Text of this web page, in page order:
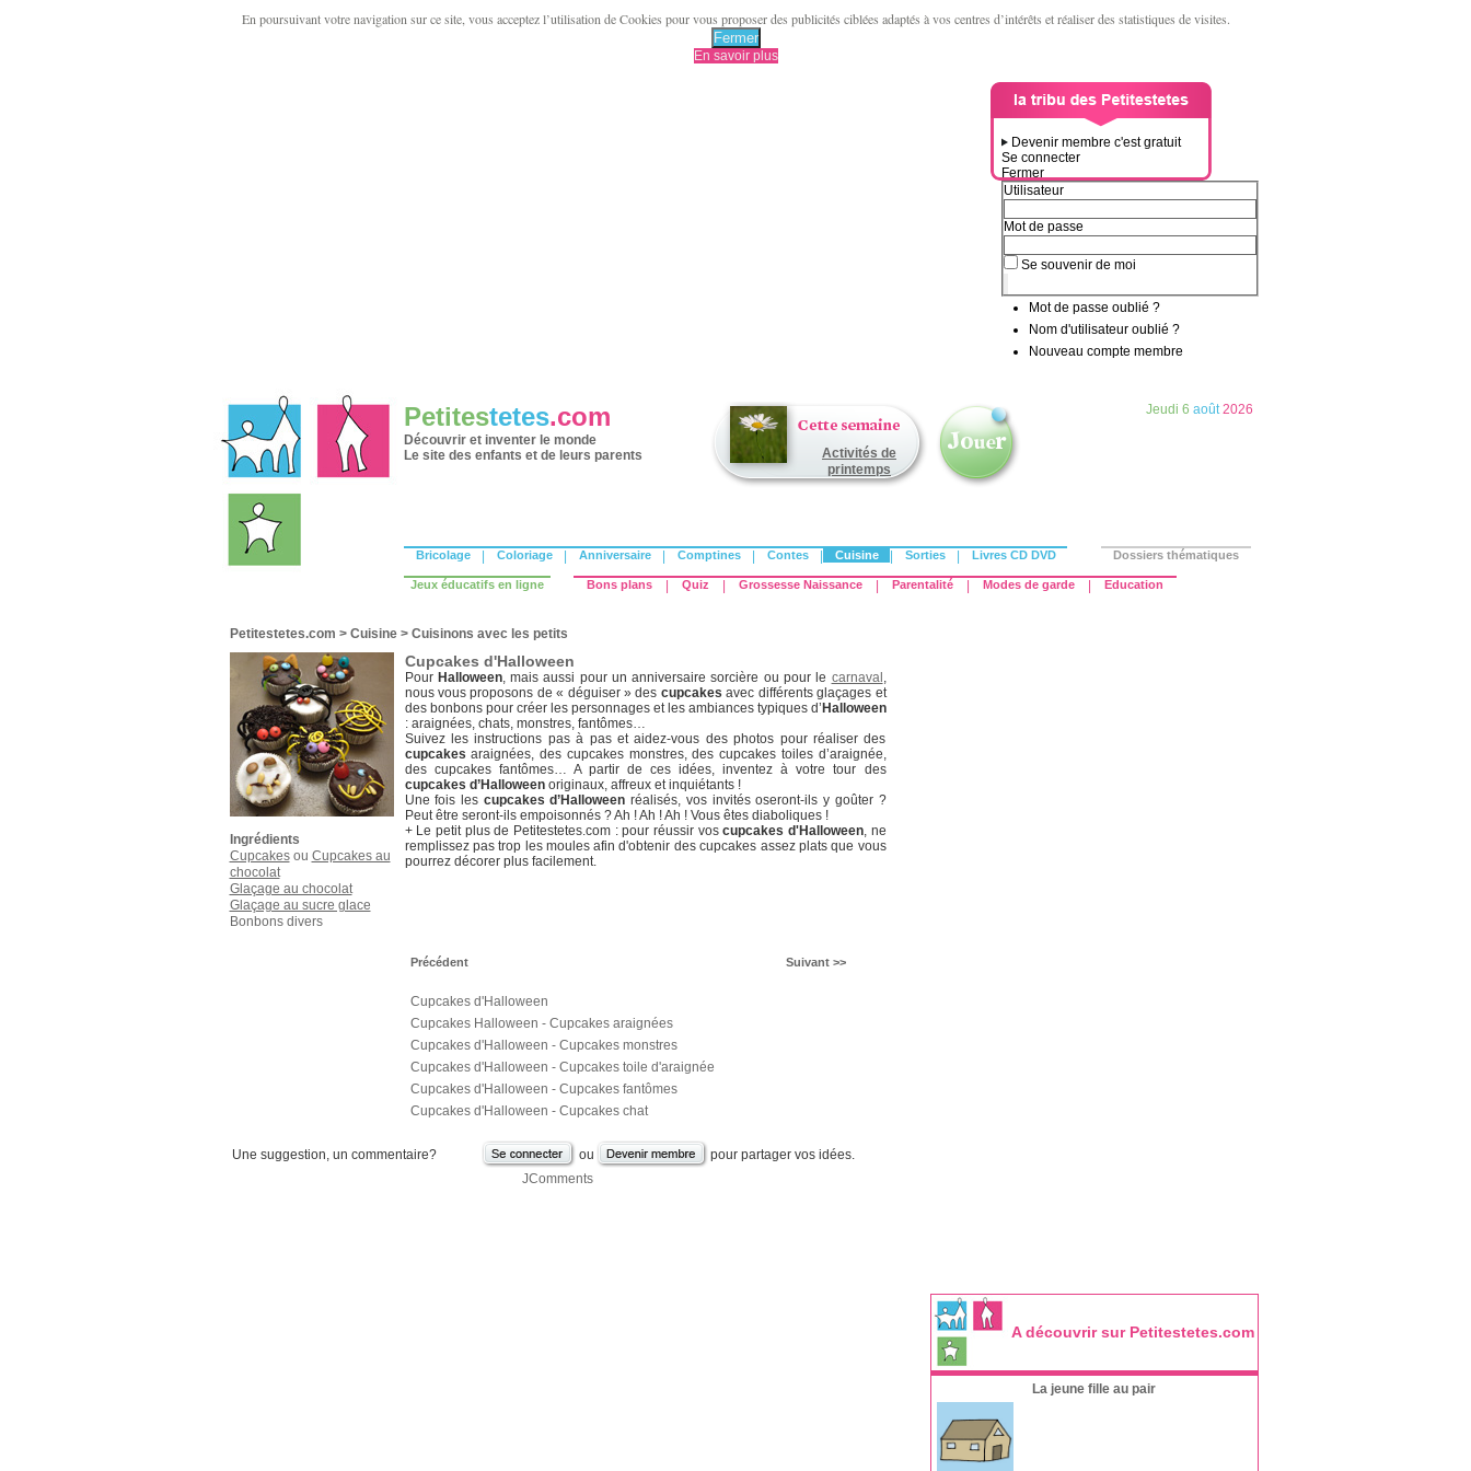
En poursuivant votre navigation sur ce site, vous acceptez l’utilisation de Cookies pour vous proposer des publicités ciblées adaptés à vos centres d’intérêts et réaliser des statistiques de visites.
Fermer
En savoir plus
Devenir membre c'est gratuit
Se connecter
Fermer
Utilisateur
Mot de passe
Se souvenir de moi
Mot de passe oublié ?
Nom d'utilisateur oublié ?
Nouveau compte membre
Petitestetes.com
Découvrir et inventer le monde
Le site des enfants et de leurs parents
Activités de
printemps
Jeudi 6 août2026
Bricolage Coloriage Anniversaire Comptines Contes Cuisine Sorties Livres CD DVD Dossiers thématiques
Jeux éducatifs en ligne Bons plans Quiz Grossesse Naissance Parentalité Modes de garde Education
Petitestetes.com > Cuisine > Cuisinons avec les petits
Ingrédients
Cupcakesou Cupcakes au
chocolat
Glaçage au chocolat
Glaçage au sucre glace
Bonbons divers
Cupcakes d'Halloween
Pour Halloween, mais aussi pour un anniversaire sorcière ou pour le carnaval ,
nous vous proposons de « déguiser » des cupcakes avec différents glaçages et
des bonbons pour créer les personnages et les ambiances typiques d’ Halloween
: araignées, chats, monstres, fantômes…
Suivez les instructions pas à pas et aidez-vous des photos pour réaliser des
cupcakes araignées, des cupcakes monstres, des cupcakes toiles d’araignée,
des cupcakes fantômes… A partir de ces idées, inventez à votre tour des
cupcakes d’Halloweenoriginaux, affreux et inquiétants !
Une fois les cupcakes d’Halloween réalisés, vos invités oseront-ils y goûter ?
Peut être seront-ils empoisonnés ? Ah ! Ah ! Ah ! Vous êtes diaboliques !
+ Le petit plus de Petitestetes.com : pour réussir voscupcakes d'Halloween, ne
remplissez pas trop les moules afin d'obtenir des cupcakes assez plats que vous
pourrez décorer plus facilement.
Précédent Suivant >>
Cupcakes d'Halloween
Cupcakes Halloween - Cupcakes araignées
Cupcakes d'Halloween - Cupcakes monstres
Cupcakes d'Halloween - Cupcakes toile d'araignée
Cupcakes d'Halloween - Cupcakes fantômes
Cupcakes d'Halloween - Cupcakes chat
Une suggestion, un commentaire? ou
pour partager vos idées.
JComments
A découvrir sur Petitestetes.com
La jeune fille au pair